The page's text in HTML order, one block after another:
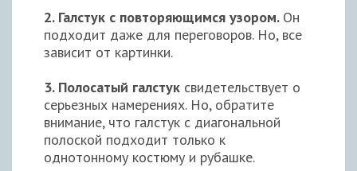
2. Галстук с повторяющимся узором. Он
подходит даже для переговоров. Но, все
зависит от картинки.
3. Полосатый галстук свидетельствует о
серьезных намерениях. Но, обратите
внимание, что галстук с диагональной
полоской подходит только к
однотонному костюму и рубашке.